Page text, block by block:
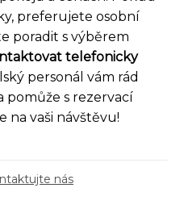
preferujete osobní
poradit s výběrem
telefonicky
personál vám rád
pomůže s rezervací
na vaši návštěvu!
nás